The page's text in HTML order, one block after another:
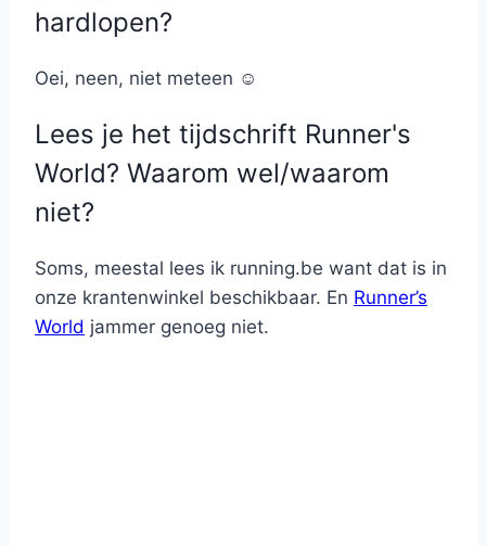
hardlopen?
Oei, neen, niet meteen ☺
Lees je het tijdschrift Runner's
World? Waarom wel/waarom
niet?
Soms, meestal lees ik running.be want dat is in
onze krantenwinkel beschikbaar. En Runner’s
World jammer genoeg niet.